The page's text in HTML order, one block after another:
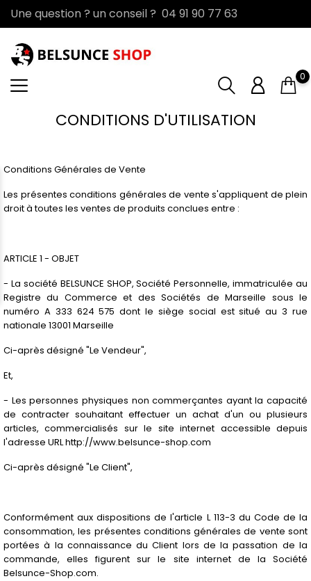
Une question ? un conseil ? 04 91 90 77 63
0
CONDITIONS D'UTILISATION
Conditions Générales de Vente
Les présentes conditions générales de vente s'appliquent de plein
droit à toutes les ventes de produits conclues entre :
ARTICLE 1 - OBJET
- La société BELSUNCE SHOP, Société Personnelle, immatriculée au
Registre du Commerce et des Sociétés de Marseille sous le
numéro A 333 624 575 dont le siège social est situé au 3 rue
nationale 13001 Marseille
Ci-après désigné "Le Vendeur",
Et,
- Les personnes physiques non commerçantes ayant la capacité
de contracter souhaitant effectuer un achat d'un ou plusieurs
articles, commercialisés sur le site internet accessible depuis
l'adresse URL http://www.belsunce-shop.com
Ci-après désigné "Le Client",
Conformément aux dispositions de l'article L 113-3 du Code de la
consommation, les présentes conditions générales de vente sont
portées à la connaissance du Client lors de la passation de la
commande, elles figurent sur le site internet de la Société
Belsunce-Shop.com.